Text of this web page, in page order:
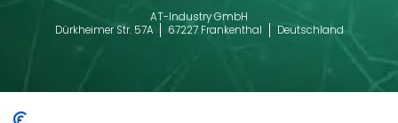
AT-Industry GmbH
Dürkheimer Str. 57A
67227 Frankenthal Deutschland